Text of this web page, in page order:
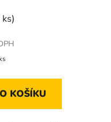
KOŠÍKU